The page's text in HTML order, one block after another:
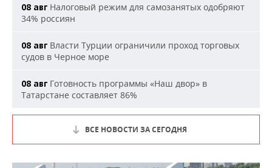
08 авг Налоговый режим для самозанятых одобряют
34% россиян
08 авг Власти Турции ограничили проход торговых
судов в Черное море
08 авг Готовность программы «Наш двор» в
Татарстане составляет 86%
ВСЕ НОВОСТИ ЗА СЕГОДНЯ